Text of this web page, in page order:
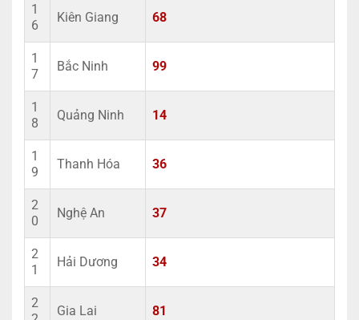
1
6
Kiên Giang 68
1
7
Bắc Ninh 99
1
8
Quảng Ninh 14
1
9
Thanh Hóa 36
2
0
Nghệ An 37
2
1
Hải Dương 34
2
Gia Lai 81